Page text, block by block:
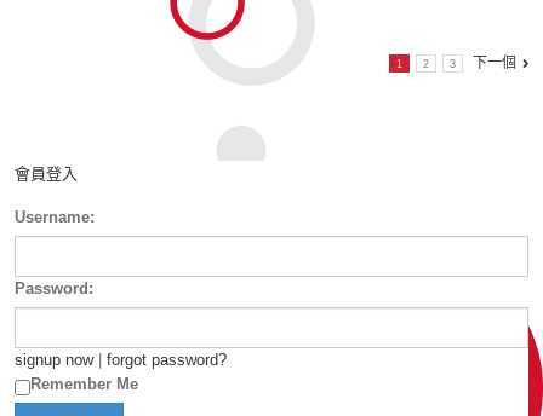
1 2 3 下一個
會員登入
Username:
Password:
signup now| forgot password?
Remember Me